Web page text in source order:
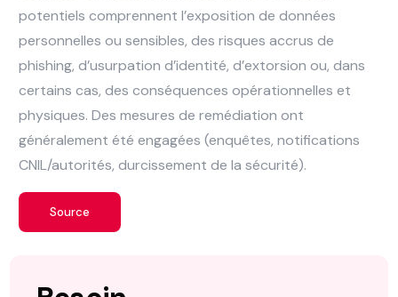
potentiels comprennent l’exposition de données
personnelles ou sensibles, des risques accrus de
phishing, d’usurpation d’identité, d’extorsion ou, dans
certains cas, des conséquences opérationnelles et
physiques. Des mesures de remédiation ont
généralement été engagées (enquêtes, notifications
CNIL/autorités, durcissement de la sécurité).
Source